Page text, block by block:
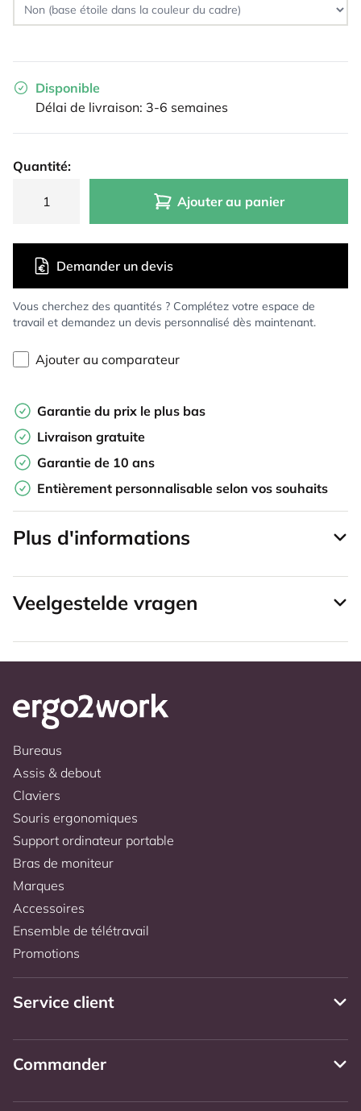
Disponible
Délai de livraison: 3-6 semaines
Quantité:
Ajouter au panier
Vous cherchez des quantités ? Complétez votre espace de
travail et demandez un devis personnalisé dès maintenant.
Demander un devis
Ajouter au comparateur
Garantie du prix le plus bas
Livraison gratuite
Garantie de 10 ans
Entièrement personnalisable selon vos souhaits
Plus d'informations
Veelgestelde vragen
Bureaus
Assis & debout
Claviers
Souris ergonomiques
Support ordinateur portable
Bras de moniteur
Marques
Accessoires
Ensemble de télétravail
Promotions
Service client
Commander